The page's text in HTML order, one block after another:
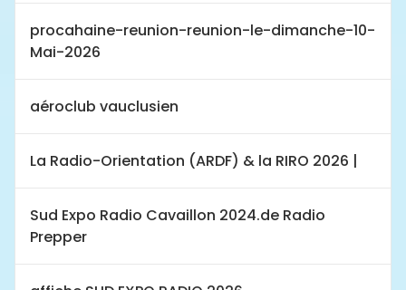
procahaine-reunion-reunion-le-dimanche-10-
Mai-2026
aéroclub vauclusien
La Radio-Orientation (ARDF) & la RIRO 2026 |
Sud Expo Radio Cavaillon 2024.de Radio
Prepper